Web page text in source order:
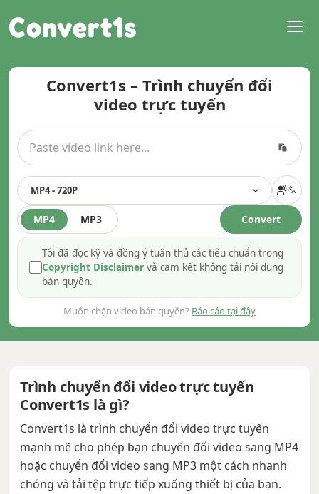
Convert1s
Convert1s – Trình chuyển đổi
video trực tuyến
MP4 MP3
MP4 - 720P
Convert
Tôi đã đọc kỹ và đồng ý tuân thủ các tiêu chuẩn trong
Copyright Disclaimer và cam kết không tải nội dung
bản quyền.
Muốn chặn video bản quyền? Báo cáo tại đây
Trình chuyển đổi video trực tuyến
Convert1s là gì?
Convert1s là trình chuyển đổi video trực tuyến
mạnh mẽ cho phép bạn chuyển đổi video sang MP4
hoặc chuyển đổi video sang MP3 một cách nhanh
chóng và tải tệp trực tiếp xuống thiết bị của bạn.